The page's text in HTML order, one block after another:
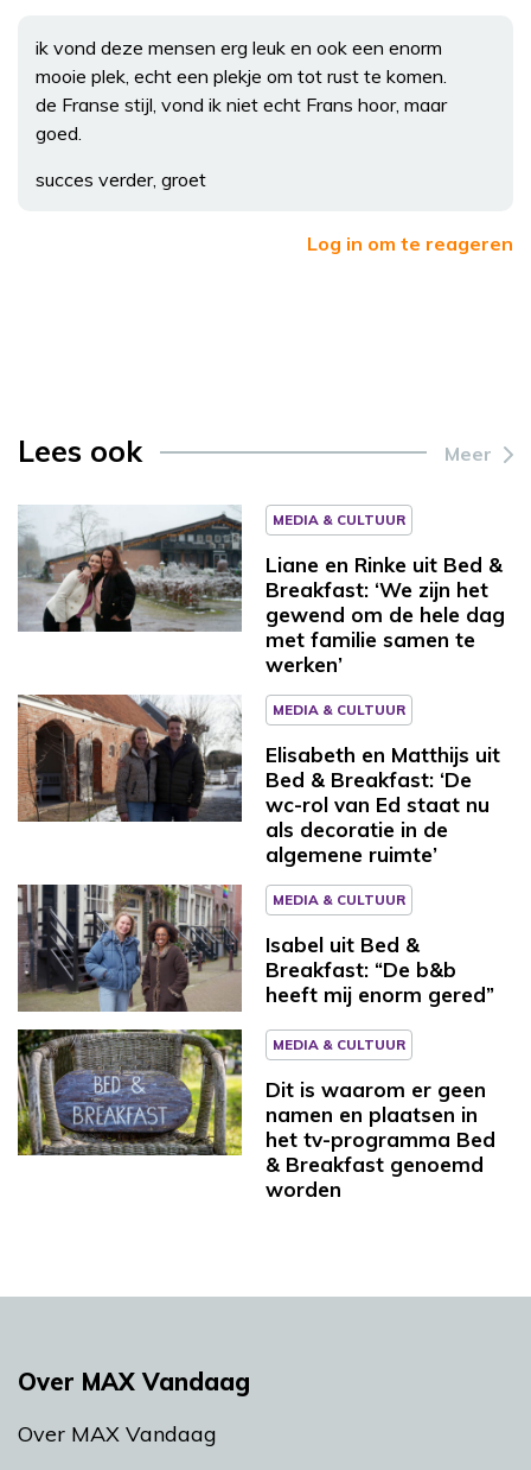
ik vond deze mensen erg leuk en ook een enorm
mooie plek, echt een plekje om tot rust te komen.
de Franse stijl, vond ik niet echt Frans hoor, maar
goed.
succes verder, groet
Log in om te reageren
Lees ook Meer
MEDIA & CULTUUR
Liane en Rinke uit Bed &
Breakfast: ‘We zijn het
gewend om de hele dag
met familie samen te
werken’
MEDIA & CULTUUR
Elisabeth en Matthijs uit
Bed & Breakfast: ‘De
wc-rol van Ed staat nu
als decoratie in de
algemene ruimte’
MEDIA & CULTUUR
Isabel uit Bed &
Breakfast: “De b&b
heeft mij enorm gered”
MEDIA & CULTUUR
Dit is waarom er geen
namen en plaatsen in
het tv-programma Bed
& Breakfast genoemd
worden
Over MAX Vandaag
Over MAX Vandaag